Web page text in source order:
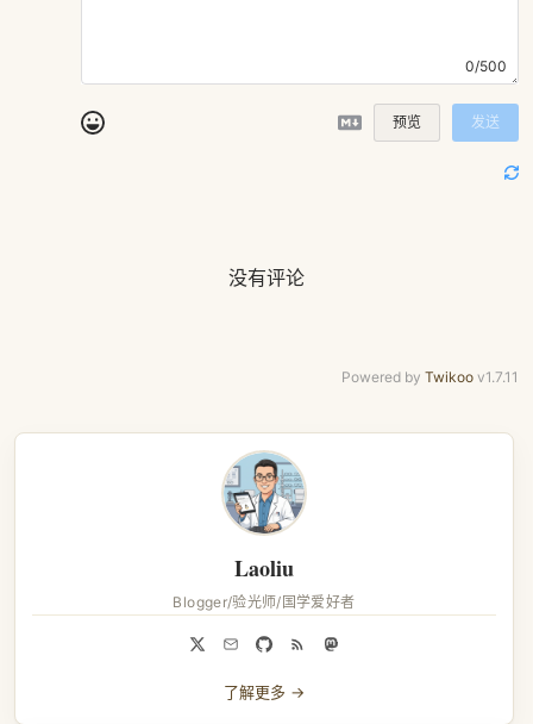
0/500
预览 发送
没有评论
Powered by Twikoo v1.7.11
Laoliu
Blogger/验光师/国学爱好者
了解更多 →